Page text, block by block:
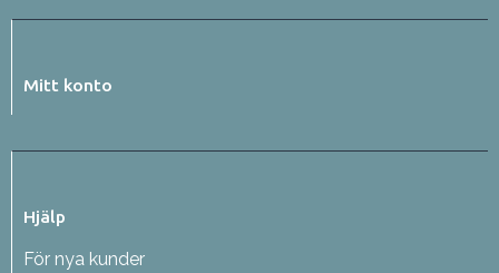
Mitt konto
Hjälp
För nya kunder